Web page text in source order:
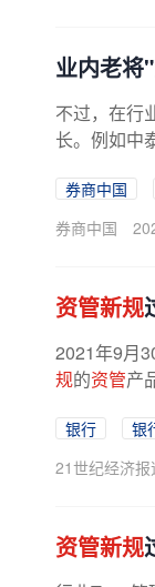
业内老将
不过，在行
长。例如中
券商中国
券商中国
资管新规
2021年9月
规的资管产
银行 银
21世纪经济报
资管新规